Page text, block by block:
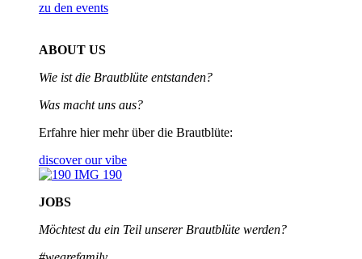
zu den events
ABOUT US
Wie ist die Brautblüte entstanden?
Was macht uns aus?
Erfahre hier mehr über die Brautblüte:
discover our vibe
JOBS
Möchtest du ein Teil unsererBrautblüte werden?